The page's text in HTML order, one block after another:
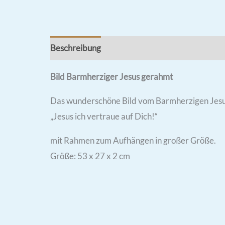
Beschreibung
Bild Barmherziger Jesus gerahmt
Das wunderschöne Bild vom Barmherzigen
„Jesus ich vertraue auf Dich!“
mit Rahmen zum Aufhängen in großer Größe.
Größe: 53 x 27 x 2 cm